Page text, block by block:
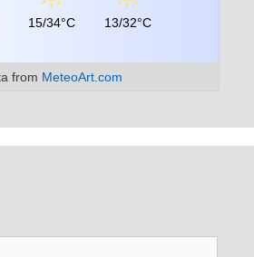
15/34°C 13/32°C
from MeteoArt.com